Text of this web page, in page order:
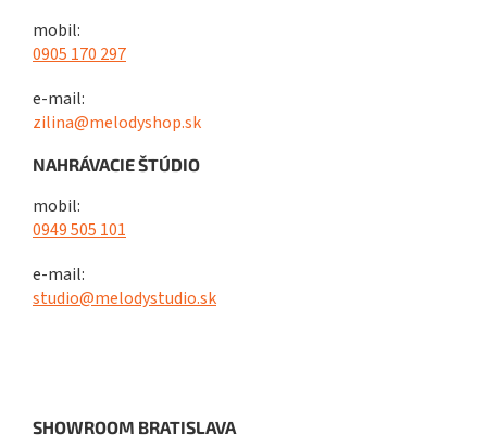
mobil:
0905 170 297
e-mail:
zilina@melodyshop.sk
NAHRÁVACIE ŠTÚDIO
mobil:
0949 505 101
e-mail:
studio@melodystudio.sk
SHOWROOM BRATISLAVA